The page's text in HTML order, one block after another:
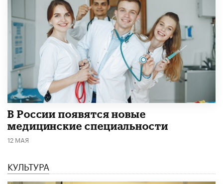
В России появятся новые
медицинские специальности
12 МАЯ
КУЛЬТУРА